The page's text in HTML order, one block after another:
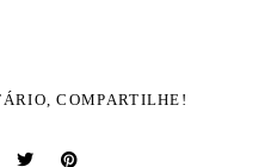
COMPARTILHE!